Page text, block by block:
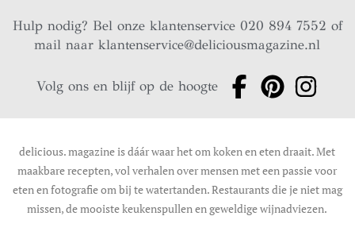
Hulp nodig? Bel onze klantenservice 020 894 7552 of
mail naarklantenservice@deliciousmagazine.nl
Volg ons en blijf op de hoogte
delicious. magazine is dáár waar het om koken en eten draait. Met
maakbare recepten, vol verhalen over mensen met een passie voor
eten en fotografie om bij te watertanden. Restaurants die je niet mag
missen, de mooiste keukenspullen en geweldige wijnadviezen.